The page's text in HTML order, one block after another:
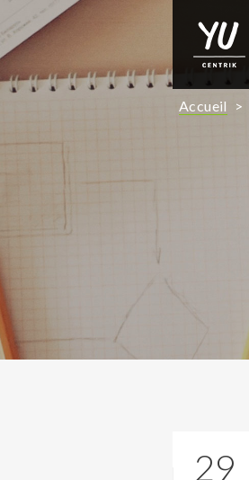
Accueil >
29